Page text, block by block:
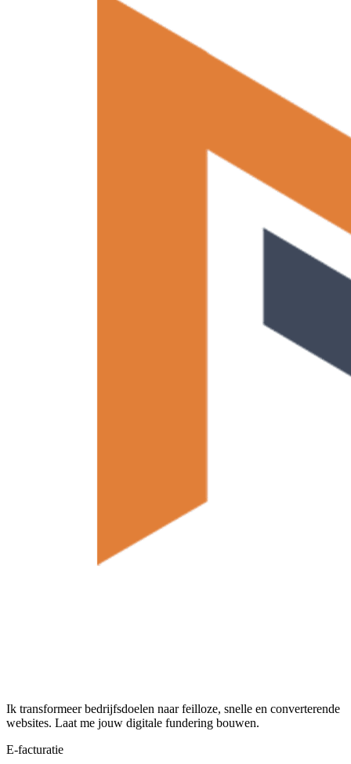
Ik transformeer bedrijfsdoelen naar feilloze, snelle en converterende
websites. Laat me jouw digitale fundering bouwen.
E-facturatie